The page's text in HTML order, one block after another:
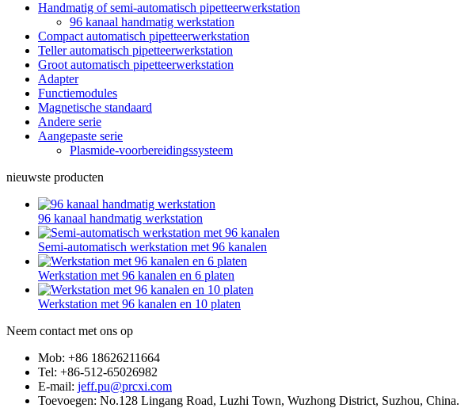
Handmatig of semi-automatisch pipetteerwerkstation
96 kanaal handmatig werkstation
Compact automatisch pipetteerwerkstation
Teller automatisch pipetteerwerkstation
Groot automatisch pipetteerwerkstation
Adapter
Functiemodules
Magnetische standaard
Andere serie
Aangepaste serie
Plasmide-voorbereidingssysteem
nieuwste producten
96 kanaal handmatig werkstation
Semi-automatisch werkstation met 96 kanalen
Werkstation met 96 kanalen en 6 platen
Werkstation met 96 kanalen en 10 platen
Neem contact met ons op
Mob: +86 18626211664
Tel: +86-512-65026982
E-mail: jeff.pu@prcxi.com
Toevoegen: No.128 Lingang Road, Luzhi Town, Wuzhong District, Suzhou, China.